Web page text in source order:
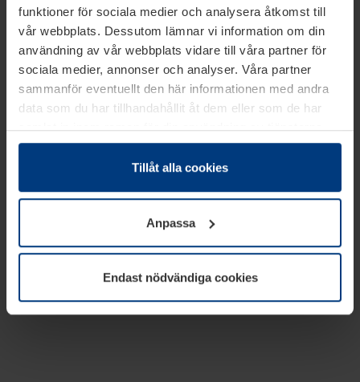
funktioner för sociala medier och analysera åtkomst till
vår webbplats. Dessutom lämnar vi information om din
användning av vår webbplats vidare till våra partner för
sociala medier, annonser och analyser. Våra partner
sammanför eventuellt den här informationen med andra
data som du har tillhandahållit åt dem eller som de har
samlat in inom ramen för din användning av tjänsterna.
Juridiskt kan vi lagra kakor på din enhet, om de är
absolut nödvändiga för driften av den här webbplatsen.
godkännande kan du när som helst ändra eller återkalla i
informationen om kakor underDataskyddsförklaring
vår webbplats.
Tillåt alla cookies
Anpassa
Endast nödvändiga cookies